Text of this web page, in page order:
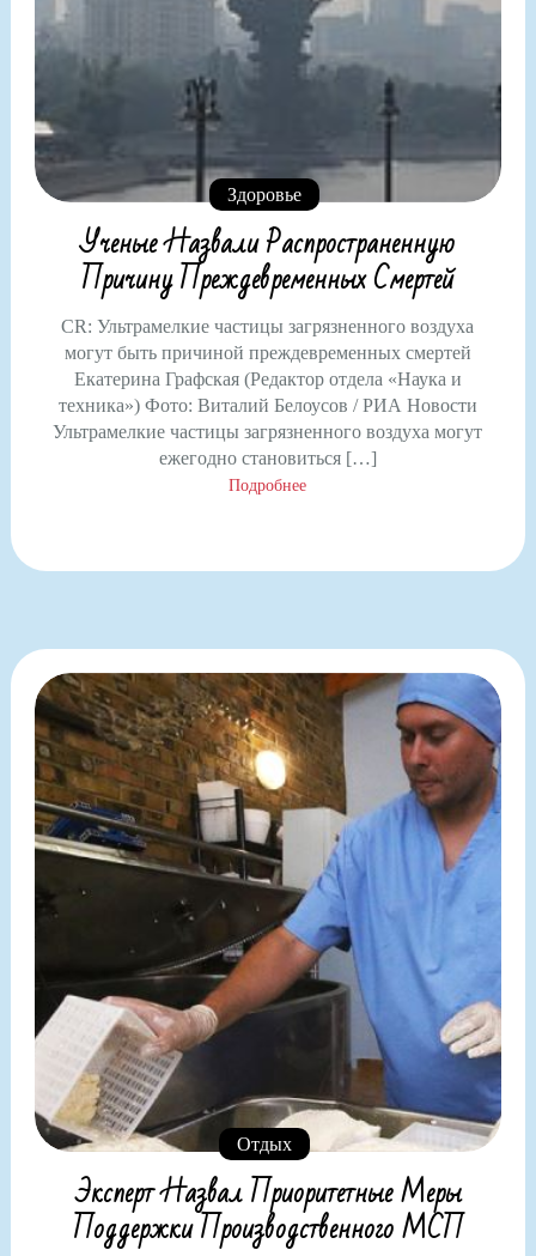
Здоровье
Ученые Назвали Распространенную
Причину Преждевременных Смертей
CR: Ультрамелкие частицы загрязненного воздуха
могут быть причиной преждевременных смертей
Екатерина Графская (Редактор отдела «Наука и
техника») Фото: Виталий Белоусов / РИА Новости
Ультрамелкие частицы загрязненного воздуха могут
ежегодно становиться […]
Подробнее
Отдых
Эксперт Назвал Приоритетные Меры
Поддержки Производственного МСП